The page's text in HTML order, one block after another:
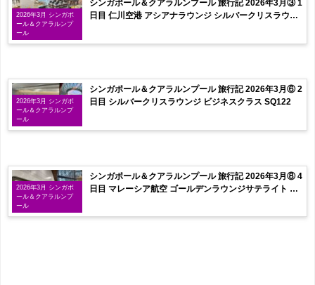
2026年3月 シンガポ
ール＆クアラルンプ
ール
シンガポール＆クアラルンプール 旅行記 2026年3月③ 1
日目 仁川空港 アシアナラウンジ シルバークリスラウン
2026年3月 シンガポ
ール＆クアラルンプ
ール
シンガポール＆クアラルンプール 旅行記 2026年3月⑥ 2
日目 シルバークリスラウンジ ビジネスクラス SQ122
2026年3月 シンガポ
ール＆クアラルンプ
ール
シンガポール＆クアラルンプール 旅行記 2026年3月⑧ 4
日目 マレーシア航空 ゴールデンラウンジサテライト お